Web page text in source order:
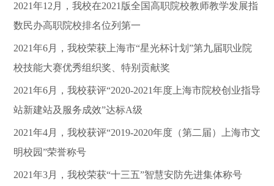
2021年12月，我校在2021版全国高职院校教师教学发展指
数民办高职院校排名位列第一
2021年6月，我校荣获上海市“星光杯计划”第九届职业院
校技能大赛优秀组织奖、特别贡献奖
2021年6月，我校获评“2020-2021年度上海市院校创业指导
站新建站及服务成效”达标A级
2021年4月，我校获评“2019-2020年度（第二届）上海市文
明校园”荣誉称号
2021年3月，我校荣获“十三五”智慧安防先进集体称号